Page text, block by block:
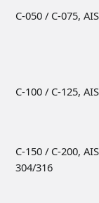
С-050 / С-075,
С-100 / С-125,
С-150 / С-200,
304/316